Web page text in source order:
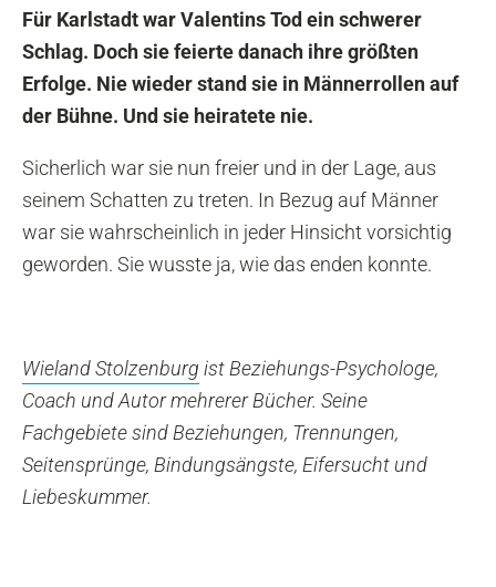
Für Karlstadt war Valentins Tod ein schwerer
Schlag. Doch sie feierte danach ihre größten
Erfolge. Nie wieder stand sie in Männerrollen auf
der Bühne. Und sie heiratete nie.
Sicherlich war sie nun freier und in der Lage, aus
seinem Schatten zu treten. In Bezug auf Männer
war sie wahrscheinlich in jeder Hinsicht vorsichtig
geworden. Sie wusste ja, wie das enden konnte.
Wieland Stolzenburg ist Beziehungs-Psychologe,
Coach und Autor mehrerer Bücher. Seine
Fachgebiete sind Beziehungen, Trennungen,
Seitensprünge, Bindungsängste, Eifersucht und
Liebeskummer.